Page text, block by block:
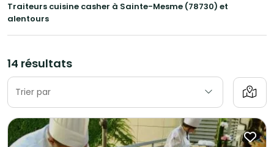
Traiteurs cuisine casher à Sainte-Mesme (78730) et
alentours
14 résultats
Trier par